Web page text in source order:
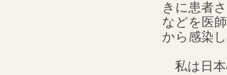
きに患者
などを医
から感染
私は日本